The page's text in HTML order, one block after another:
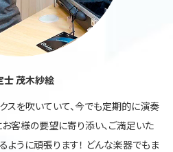
士 茂木紗絵
スを吹いていて、今でも定期的に演奏
客様の要望に寄り添い、ご満足いた
うに頑張ります！ どんな楽器でもま